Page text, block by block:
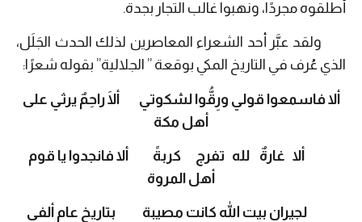
أطلقوه مجردًا، ونهبوا غالب التجار بجدة.
ولقد عبَّر أحد الشعراء المعاصرين لذلك الحدث الجَلَل،
الذي عُرف في التاريخ المكي بوقعة ” الجلالية” بقوله شعرًا:
ألا فاسمعوا قولي ورِقُّوا لشكوتي ألَا راحِمٌ يرثي على
أهل مكة
ألا غارةٌ لله تفرج كربةً ألا فانجدوا يا قوم
أهل المروة
لجيران بيت الله كانت مصيبة بتاريخ عام ألفي